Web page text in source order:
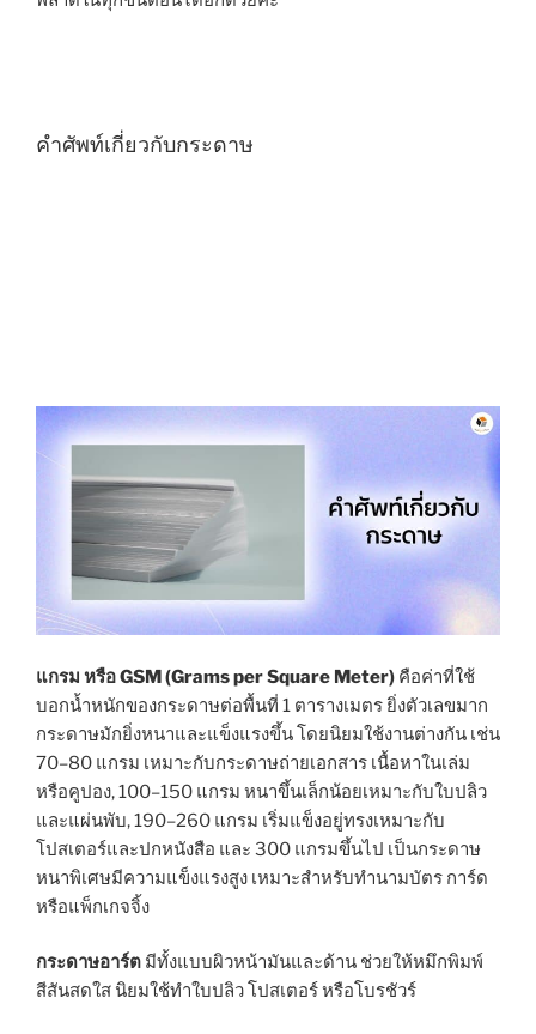
คำศัพท์เกี่ยวกับกระดาษ
แกรม หรือ GSM (Grams per Square Meter) คือค่าที่ใช้
บอกน้ำหนักของกระดาษต่อพื้นที่ 1 ตารางเมตร ยิ่งตัวเลขมาก
กระดาษมักยิ่งหนาและแข็งแรงขึ้น โดยนิยมใช้งานต่างกัน เช่น
70–80 แกรม เหมาะกับกระดาษถ่ายเอกสาร เนื้อหาในเล่ม
หรือคูปอง, 100–150 แกรม หนาขึ้นเล็กน้อยเหมาะกับใบปลิว
และแผ่นพับ, 190–260 แกรม เริ่มแข็งอยู่ทรงเหมาะกับ
โปสเตอร์และปกหนังสือ และ 300 แกรมขึ้นไป เป็นกระดาษ
หนาพิเศษมีความแข็งแรงสูง เหมาะสำหรับทำนามบัตร การ์ด
หรือแพ็กเกจจิ้ง
กระดาษอาร์ต มีทั้งแบบผิวหน้ามันและด้าน ช่วยให้หมึกพิมพ์
สีสันสดใส นิยมใช้ทำใบปลิว โปสเตอร์ หรือโบรชัวร์